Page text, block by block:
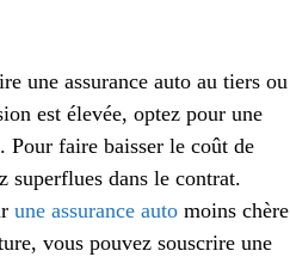
une assurance auto au tiers ou
est élevée, optez pour une
Pour faire baisser le coût de
superflues dans le contrat.
une assurance auto moins chère
vous pouvez souscrire une